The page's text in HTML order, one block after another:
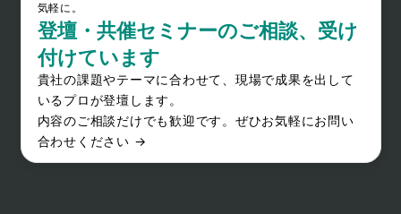
気軽に。
登壇・共催セミナーのご相談、受け
付けています
貴社の課題やテーマに合わせて、現場で成果を出して
いるプロが登壇します。
内容のご相談だけでも歓迎です。ぜひお気軽にお問い
合わせください →